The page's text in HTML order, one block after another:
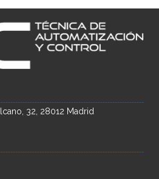
32, 28012 Madrid